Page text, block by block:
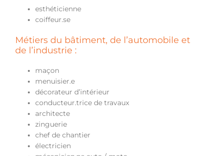
esthéticienne
coiffeur.se
Métiers du bâtiment, de l’automobile et
de l’industrie :
maçon
menuisier.e
décorateur d’intérieur
conducteur.trice de travaux
architecte
zinguerie
chef de chantier
électricien